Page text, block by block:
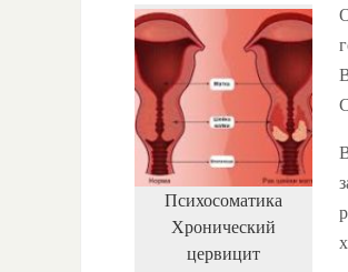
Психосоматика
Хронический
цервицит